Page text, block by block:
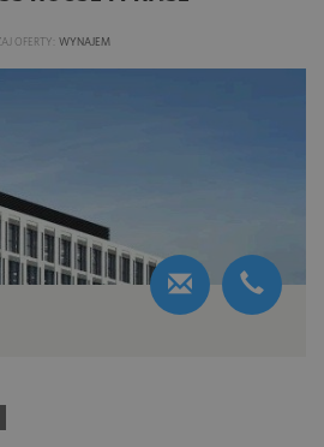
OFERTY: WYNAJEM